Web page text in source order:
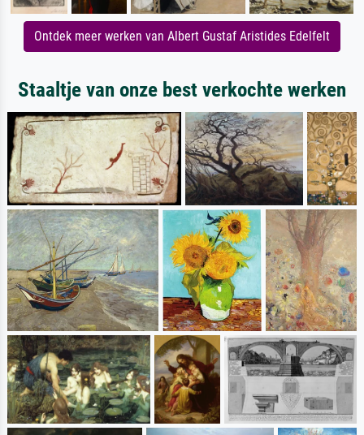
Ontdek meer werken van Albert Gustaf Aristides Edelfelt
Staaltje van onze best verkochte werken